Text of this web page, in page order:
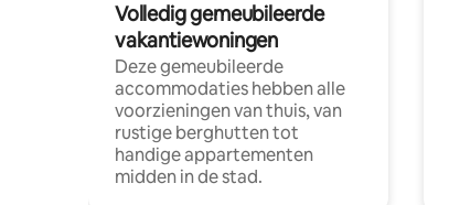
Volledig gemeubileerde
vakantiewoningen
Deze gemeubileerde
accommodaties hebben alle
voorzieningen van thuis, van
rustige berghutten tot
handige appartementen
midden in de stad.